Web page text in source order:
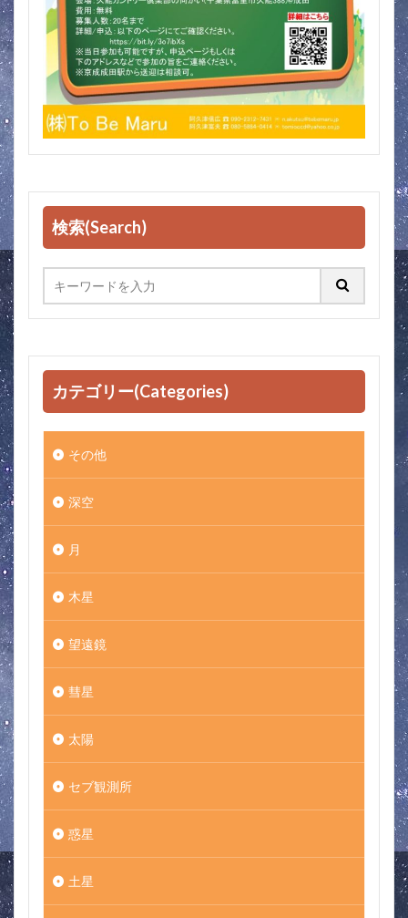
検索(Search)
カテゴリー(Categories)
その他
深空
月
木星
望遠鏡
彗星
太陽
セブ観測所
惑星
土星